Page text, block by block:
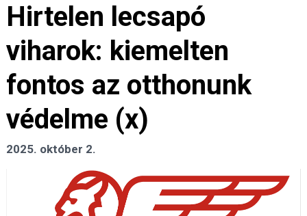
Hirtelen lecsapó
viharok: kiemelten
fontos az otthonunk
védelme (x)
2025. október 2.